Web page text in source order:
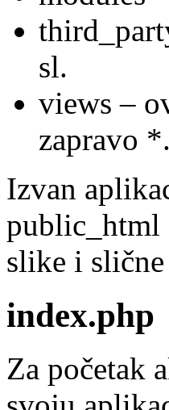
sl.
views –
zapravo
Izvan
public_html
slike i
index.php
Za početak